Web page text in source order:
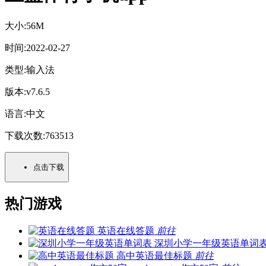
大小:56M
时间:2022-02-27
类型:输入法
版本:v7.6.5
语言:中文
下载次数:763513
点击下载
热门游戏
英语在线答题 前往
深圳小学一年级英语单词
高中英语最佳标题 前往